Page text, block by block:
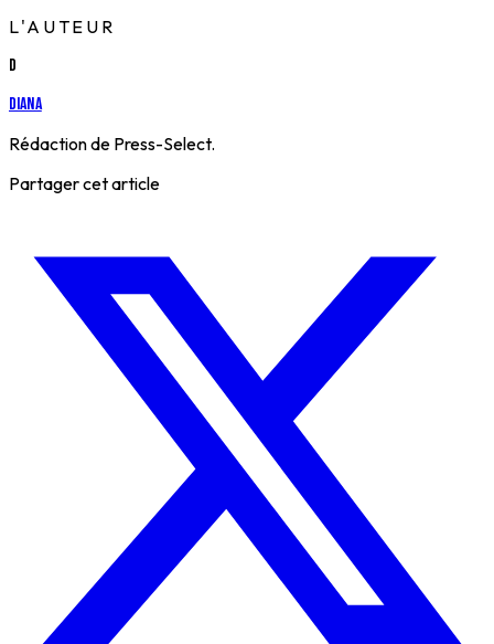
L'AUTEUR
D
Diana
Rédaction de Press-Select.
Partager cet article